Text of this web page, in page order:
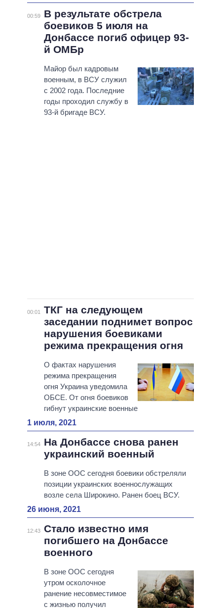
00:59
В результате обстрела
боевиков 5 июля на
Донбассе погиб офицер 93-
й ОМБр
Майор был кадровым
военным, в ВСУ служил
с 2002 года. Последние
годы проходил службу в
93-й бригаде ВСУ.
00:01
ТКГ на следующем
заседании поднимет вопрос
нарушения боевиками
режима прекращения огня
О фактах нарушения
режима прекращения
огня Украина уведомила
ОБСЕ. От огня боевиков
гибнут украинские военные
1 июля, 2021
14:54
На Донбассе снова ранен
украинский военный
В зоне ООС сегодня боевики обстреляли
позиции украинских военнослужащих
возле села Широкино. Ранен боец ВСУ.
26 июня, 2021
12:43 Стало известно имя
погибшего на Донбассе
военного
В зоне ООС сегодня
утром осколочное
ранение несовместимое
с жизнью получил